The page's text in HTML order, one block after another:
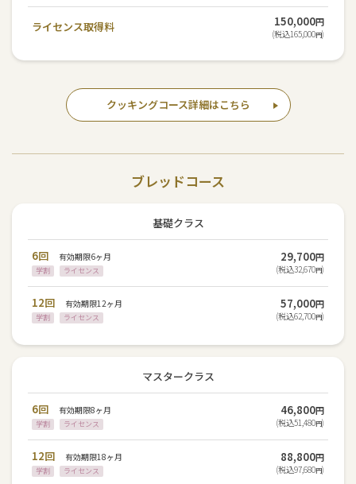
ライセンス取得料 150,000円
(税込165,000円)
クッキングコース詳細はこちら
ブレッドコース
基礎クラス
6回 有効期限6ヶ月
学割 ライセンス
29,700円
(税込32,670円)
12回 有効期限12ヶ月
学割 ライセンス
57,000円
(税込62,700円)
マスタークラス
6回 有効期限8ヶ月
学割 ライセンス
46,800円
(税込51,480円)
12回 有効期限18ヶ月
学割 ライセンス
88,800円
(税込97,680円)